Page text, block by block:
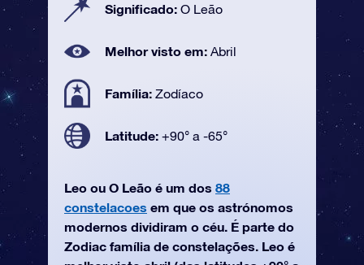
Significado: O Leão
Melhor visto em: Abril
Família: Zodíaco
Latitude: +90° a -65°
Leo ou O Leão é um dos 88
constelacoes em que os astrónomos
modernos dividiram o céu. É parte do
Zodiac família de constelações. Leo é